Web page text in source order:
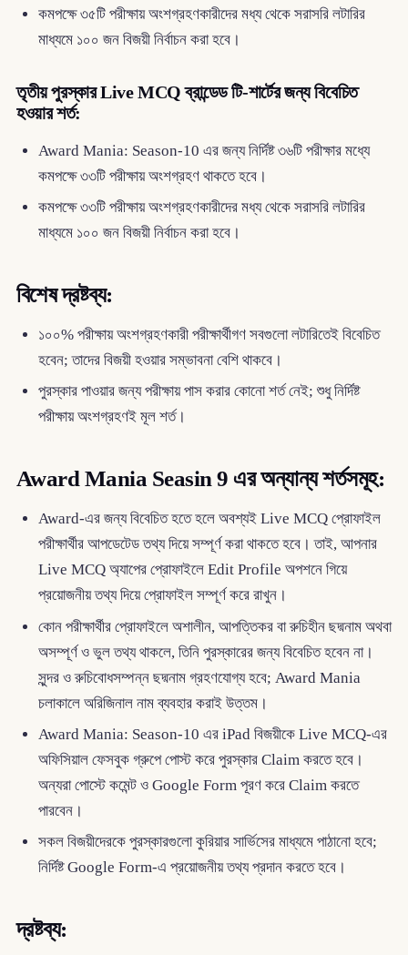
কমপক্ষে ৩৫টি পরীক্ষায় অংশগ্রহণকারীদের মধ্য থেকে সরাসরি লটারির
মাধ্যমে ১০০ জন বিজয়ী নির্বাচন করা হবে।
তৃতীয় পুরস্কার Live MCQ ব্রান্ডেড টি-শার্টের জন্য বিবেচিত
হওয়ার শর্ত:
Award Mania: Season-10 এর জন্য নির্দিষ্ট ৩৬টি পরীক্ষার মধ্যে
কমপক্ষে ৩৩টি পরীক্ষায় অংশগ্রহণ থাকতে হবে।
কমপক্ষে ৩৩টি পরীক্ষায় অংশগ্রহণকারীদের মধ্য থেকে সরাসরি লটারির
মাধ্যমে ১০০ জন বিজয়ী নির্বাচন করা হবে।
বিশেষ দ্রষ্টব্য:
১০০% পরীক্ষায় অংশগ্রহণকারী পরীক্ষার্থীগণ সবগুলো লটারিতেই বিবেচিত
হবেন; তাদের বিজয়ী হওয়ার সম্ভাবনা বেশি থাকবে।
পুরস্কার পাওয়ার জন্য পরীক্ষায় পাস করার কোনো শর্ত নেই; শুধু নির্দিষ্ট
পরীক্ষায় অংশগ্রহণই মূল শর্ত।
Award Mania Seasin 9 এর অন্যান্য শর্তসমূহ:
Award-এর জন্য বিবেচিত হতে হলে অবশ্যই Live MCQ প্রোফাইল
পরীক্ষার্থীর আপডেটেড তথ্য দিয়ে সম্পূর্ণ করা থাকতে হবে। তাই, আপনার
Live MCQ অ্যাপের প্রোফাইলে Edit Profile অপশনে গিয়ে
প্রয়োজনীয় তথ্য দিয়ে প্রোফাইল সম্পূর্ণ করে রাখুন।
কোন পরীক্ষার্থীর প্রোফাইলে অশালীন, আপত্তিকর বা রুচিহীন ছদ্মনাম অথবা
অসম্পূর্ণ ও ভুল তথ্য থাকলে, তিনি পুরস্কারের জন্য বিবেচিত হবেন না।
সুন্দর ও রুচিবোধসম্পন্ন ছদ্মনাম গ্রহণযোগ্য হবে; Award Mania
চলাকালে অরিজিনাল নাম ব্যবহার করাই উত্তম।
Award Mania: Season-10 এর iPad বিজয়ীকে Live MCQ-এর
অফিসিয়াল ফেসবুক গ্রুপে পোস্ট করে পুরস্কার Claim করতে হবে।
অন্যরা পোস্টে কমেন্ট ও Google Form পূরণ করে Claim করতে
পারবেন।
সকল বিজয়ীদেরকে পুরস্কারগুলো কুরিয়ার সার্ভিসের মাধ্যমে পাঠানো হবে;
নির্দিষ্ট Google Form-এ প্রয়োজনীয় তথ্য প্রদান করতে হবে।
দ্রষ্টব্য: